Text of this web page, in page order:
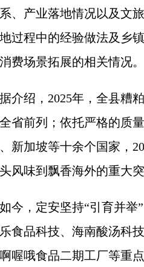
、产业落地情况以及文
过程中的经验做法及乡
费场景拓展的相关情况。
绍，2025年，全县糟粕
省前列；依托严格的质
新加坡等十余个国家，
风味到飘香海外的重大突
，定安坚持“引育并举”
食品科技、海南酸汤科
喔哦食品二期工厂等重